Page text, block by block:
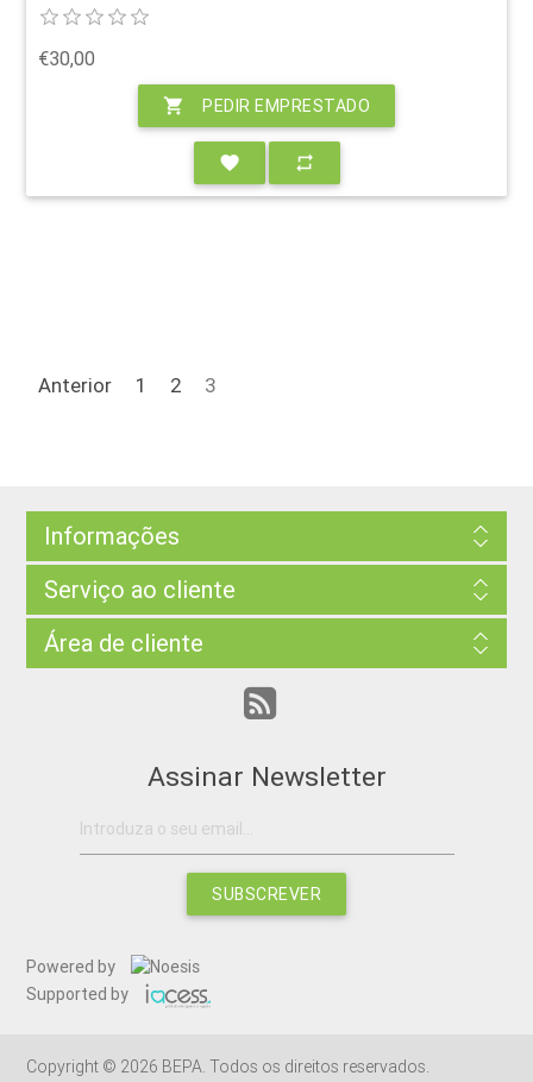
€30,00
shopping_cart PEDIR EMPRESTADO
favorite repeat
Anterior 1 2 3
Informações
Serviço ao cliente
Área de cliente
Assinar Newsletter
SUBSCREVER
Powered by
Supported by
Copyright © 2026 BEPA. Todos os direitos reservados.